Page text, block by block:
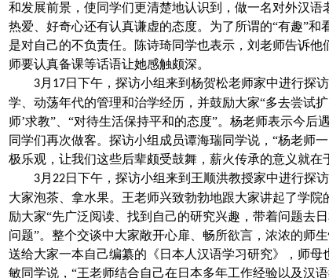
和发展前景，使同学们更清楚地认识到，做一名对外汉
热爱、好奇心还有认真谦虚的态度。为了所谓的“有趣”和
是对自己的不负责任。陈诗琦同学也表示，刘老师告诉
师要认真备课等话语让她感触颇深。
3月 17日下午，探访小组来到杨贺松老师家中进行探
学、动荡年代的管理和治学经历，并鼓励大家“多去尝试
师’求教”、“对待生活保持平和的态度”。杨老师表示今后
同学们再次做客。探访小组成员谭海瑞同学说，“杨老师
极乐观，让我们这些后辈颇受鼓舞，薪火传承的意义就
3月 22日下午，探访小组来到王顺洪教授家中进行探
大家泡茶、拿水果。王老师兴致勃勃地跟大家讲起了学
励大家“先广泛阅读、找到自己的研究兴趣，带着问题去
问题”。整个交谈中大家敞开心扉、畅所欲言，浓浓的师
送给大家一本自己编纂的《日本人汉语学习研究》，师
敏同学说，“王老师结合自己在日本多年工作经验以及汉